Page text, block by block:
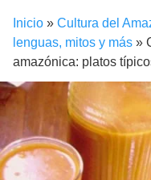
Inicio » Cultura del
lenguas, mitos y más »
amazónica: platos